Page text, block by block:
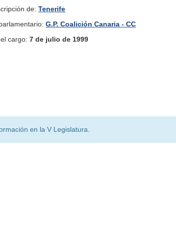
de:Tenerife
G.P. Coalición Canaria - CC
el cargo:7 de julio de 1999
en la V Legislatura.